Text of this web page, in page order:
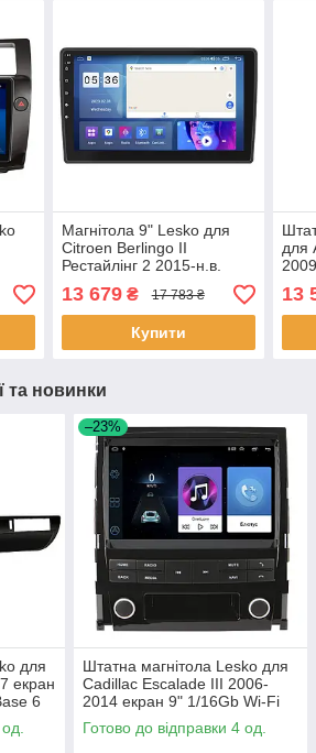
Fi
Магнітола 9" Lesko для
Citroen Berlingo II
Рестайлінг 2 2015-н.в.
4/64Gb CarPlay 4G Wi-Fi
GPS Prime 6шт
13 679₴ 17 783 ₴
Купити
для
13
та новинки
для
екран
6
–23%
Штатна магнітола Lesko для
Cadillac Escalade III 2006-
2014 екран 9" 1/16Gb Wi-Fi
GPS Base Каміллак 4 шт.
Готово до відправки 4 од.